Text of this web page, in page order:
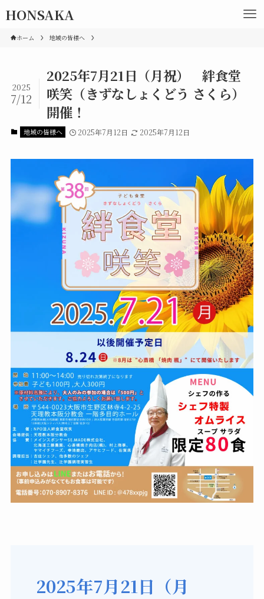
HONSAKA
ホーム 地域の皆様へ
2025年7月21日（月祝） 絆食堂
咲笑（きずなしょくどう さくら）
開催！
2025
7/12
地域の皆様へ 2025年7月12日 2025年7月12日
2025年7月21日（月